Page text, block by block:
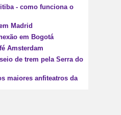
- como funciona o
Madrid
em Bogotá
Amsterdam
de trem pela Serra do
maiores anfiteatros da